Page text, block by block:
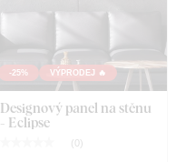
-25% VÝPRODEJ 🔥
Designový panel na stěnu
- Eclipse
( 0 )